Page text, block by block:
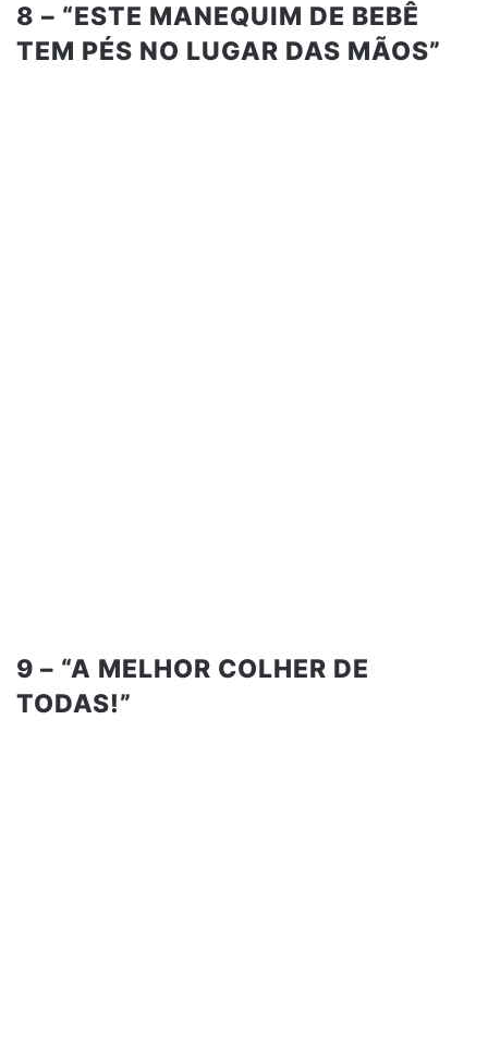
8 – “ESTE MANEQUIM DE BEBÊ
TEM PÉS NO LUGAR DAS MÃOS”
9 – “A MELHOR COLHER DE
TODAS!”